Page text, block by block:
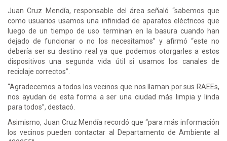
Juan Cruz Mendía, responsable del área señaló “sabemos que
como usuarios usamos una infinidad de aparatos eléctricos que
luego de un tiempo de uso terminan en la basura cuando han
dejado de funcionar o no los necesitamos” y afirmó “este no
debería ser su destino real ya que podemos otorgarles a estos
dispositivos una segunda vida útil si usamos los canales de
reciclaje correctos”.
“Agradecemos a todos los vecinos que nos llaman por sus RAEEs,
nos ayudan de esta forma a ser una ciudad más limpia y linda
para todos”, destacó.
Asimismo, Juan Cruz Mendía recordó que “para más información
los vecinos pueden contactar al Departamento de Ambiente al